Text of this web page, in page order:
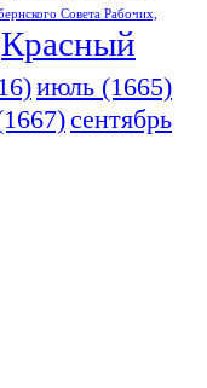
Совета Рабочих,
Красный
июль (1665)
сентябрь